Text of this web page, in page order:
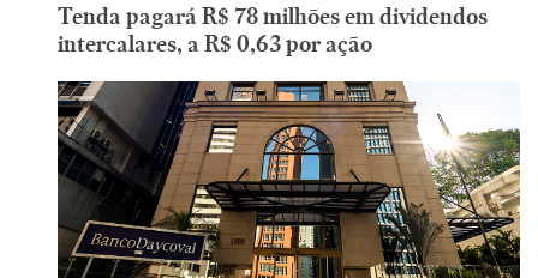
Tenda pagará R$ 78 milhões em dividendos
intercalares, a R$ 0,63 por ação